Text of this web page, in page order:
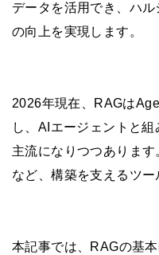
データを活用でき、ハ
の向上を実現します。
2026年現在、RAGは
し、AIエージェントと
主流になりつつありま
など、構築を支えるツー
本記事では、RAGの基